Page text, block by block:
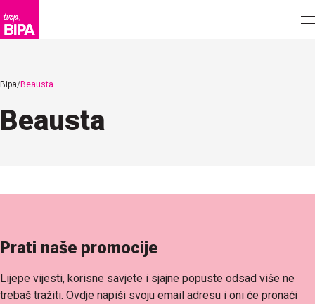
Bipa Beausta
Beausta
Prati naše promocije
Lijepe vijesti, korisne savjete i sjajne popuste odsad više ne
trebaš tražiti. Ovdje napiši svoju email adresu i oni će pronaći